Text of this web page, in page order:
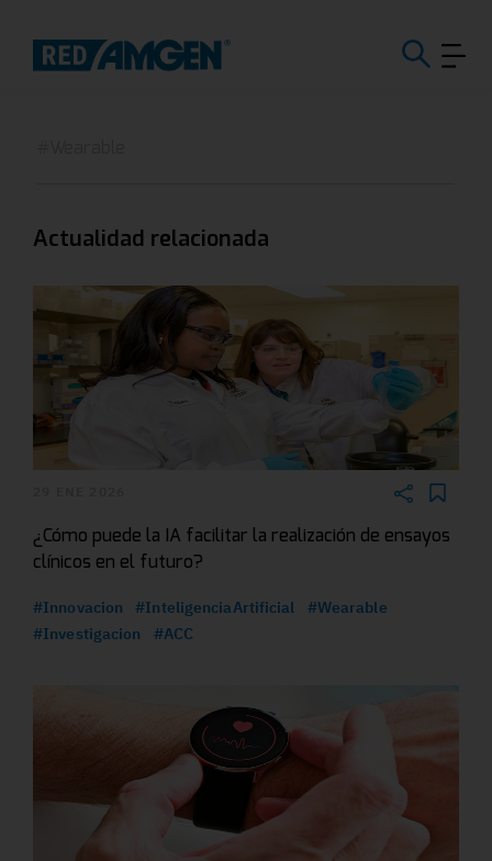
Actualidad relacionada
¿Cómo puede la IA facilitar la realización de ensayos
clínicos en el futuro?
#Innovacion #InteligenciaArtificial
#Wearable
#Investigacion
#ACC